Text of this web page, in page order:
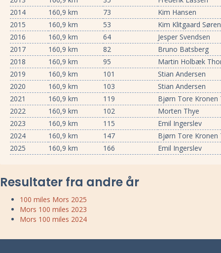
2014
160,9 km 73
Kim Hansen
2015
160,9 km 53
Kim Klitgaard
2016
160,9 km 64
Jesper Svendsen
2017
160,9 km 82
Bruno Batsberg
2018
160,9 km 95
Martin Holbæk
2019
160,9 km 101
Stian Andersen
2020
160,9 km 103
Stian Andersen
2021
160,9 km 119
Bjørn Tore Kronen
2022
160,9 km 102
Morten Thye
2023
160,9 km 115
Emil Ingerslev
2024
160,9 km 147
Bjørn Tore Kronen
2025
160,9 km 166 Emil Ingerslev
Resultater fra andre år
100 miles Mors 2025
Mors 100 miles 2023
Mors 100 miles 2024